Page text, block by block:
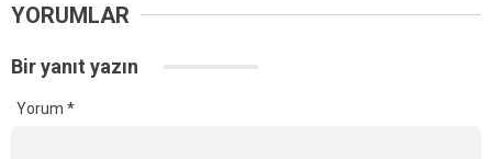
YORUMLAR
Bir yanıt yazın
Yorum *